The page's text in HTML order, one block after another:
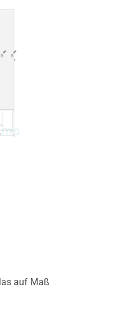
auf Maß